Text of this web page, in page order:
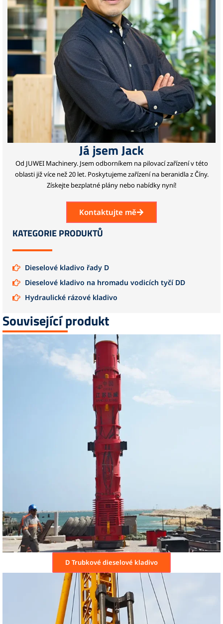
Já jsem Jack
Od JUWEI Machinery. Jsem odborníkem na pilovací zařízení v této
oblasti již více než 20 let. Poskytujeme zařízení na beranidla z Číny.
Získejte bezplatné plány nebo nabídky nyní!
Kontaktujte mě
KATEGORIE PRODUKTŮ
Dieselové kladivo řady D
Dieselové kladivo na hromadu vodicích tyčí DD
Hydraulické rázové kladivo
Související produkt
D Trubkové dieselové kladivo